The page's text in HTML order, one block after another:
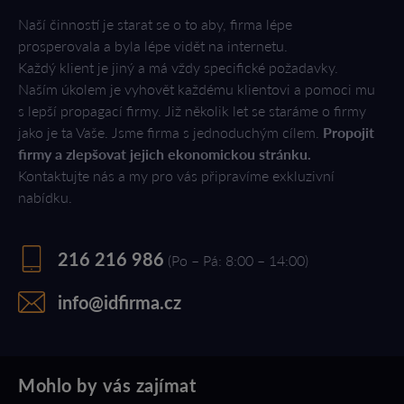
Naší činností je starat se o to aby, firma lépe
prosperovala a byla lépe vidět na internetu.
Každý klient je jiný a má vždy specifické požadavky.
Naším úkolem je vyhovět každému klientovi a pomoci mu
s lepší propagací firmy. Již několik let se staráme o firmy
jako je ta Vaše. Jsme firma s jednoduchým cílem. Propojit
firmy a zlepšovat jejich ekonomickou stránku.
Kontaktujte nás a my pro vás připravíme exkluzivní
nabídku.
216 216 986 (Po – Pá: 8:00 – 14:00)
info@idfirma.cz
Mohlo by vás zajímat